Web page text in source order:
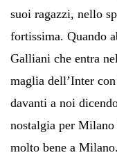
suoi ragazzi, nello
fortissima. Quando
Galliani che entra
maglia dell’Inter
davanti a noi
nostalgia per
molto bene a